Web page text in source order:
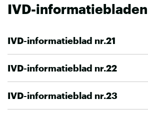
IVD-informatiebladen
IVD-informatieblad nr.21
IVD-informatieblad nr.22
IVD-informatieblad nr.23